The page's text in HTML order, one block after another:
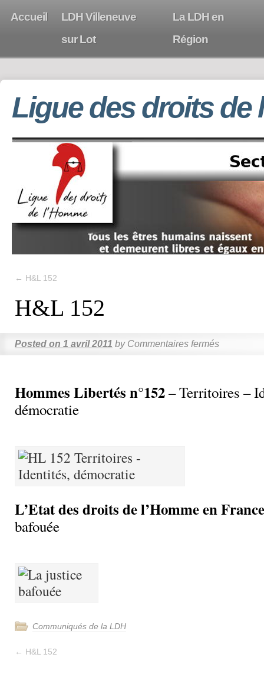
Accueil
LDH Villeneuve
sur Lot
La LDH en
Région
Ligue des droits de
← H&L 152
H&L 152
Posted on 1 avril 2011 by Commentaires fermés
Hommes Libertés n°152– Territoires –
démocratie
L’Etat des droits de l’Homme en France
bafouée
Communiqués de la LDH
← H&L 152